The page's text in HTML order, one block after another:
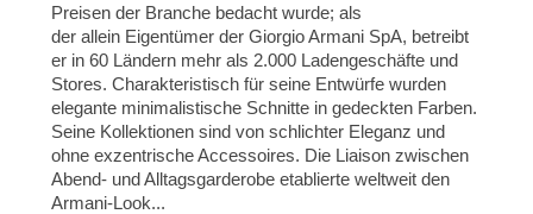
Preisen der Branche bedacht wurde; als
derallein Eigentümer derGiorgio Armani SpA, betreibt
er in 60 Ländern mehr als 2.000 Ladengeschäfte und
Stores.Charakteristisch für seine Entwürfe wurden
elegante minimalistische Schnitte in gedeckten Farben.
Seine Kollektionen sind von schlichter Eleganz und
ohne exzentrische Accessoires. Die Liaison zwischen
Abend- und Alltagsgarderobe etablierte weltweit den
Armani-Look...